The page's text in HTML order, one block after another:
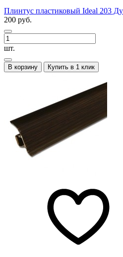
Плинтус пластиковый Ideal 203
200 руб.
шт.
В корзину Купить в 1 клик